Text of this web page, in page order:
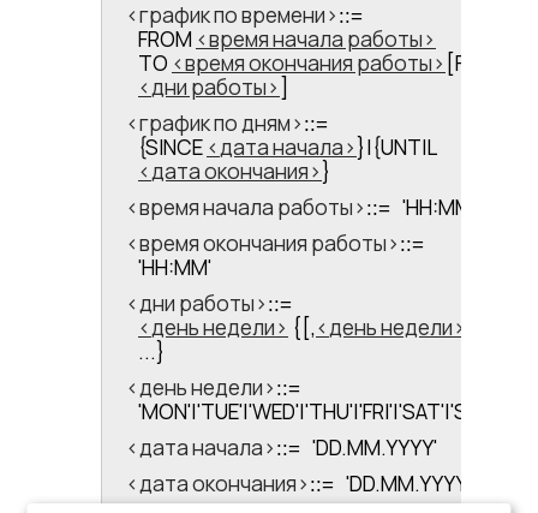
<​график по времени​> ::=
FROM
время начала работы
TO
время окончания работы
[FOR
дни работы
]
<​график по дням​> ::=
{SINCE дата начала }|{UNTIL
дата окончания }
<​время начала работы​> ::= 'HH:MM'
<​время окончания работы​> ::=
'HH:MM'
<​дни работы​> ::=
день недели {[, день недели
...}
<​день недели​> ::=
'MON'|'TUE'|'WED'|'THU'|'FRI'|'SAT'|'SUN'
<​дата начала​> ::= 'DD.MM.YYYY'
<​дата окончания​> ::= 'DD.MM.YYYY'